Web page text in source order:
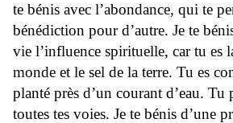
te bénis avec l’abondance, qui te
bénédiction pour d’autre. Je te
vie l’influence spirituelle, car tu es
monde et le sel de la terre. Tu es
planté près d’un courant d’eau. Tu
toutes tes voies. Je te bénis d’une